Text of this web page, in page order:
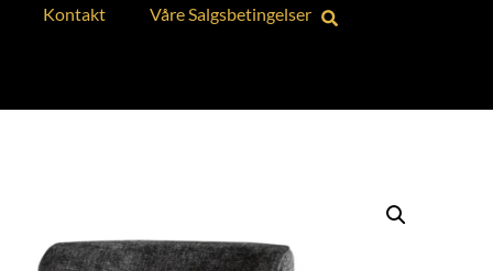
Kontakt Våre Salgsbetingelser